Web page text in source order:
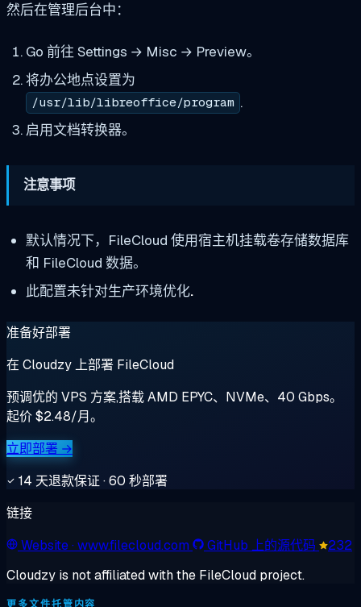
然后在管理后台中：
Go 前往 Settings → Misc → Preview。
将办公地点设置为
/usr/lib/libreoffice/program .
启用文档转换器。
注意事项
默认情况下，FileCloud 使用宿主机挂载卷存储数据库
和 FileCloud 数据。
此配置未针对生产环境优化.
准备好部署
在 Cloudzy 上部署 FileCloud
预调优的 VPS 方案,搭载 AMD EPYC、NVMe、40 Gbps。
起价 $2.48/月。
立即部署 →
14 天退款保证 · 60 秒部署
链接
Website· www.filecloud.com GitHub 上的源代码
232
Cloudzy is not affiliated with the FileCloud project.